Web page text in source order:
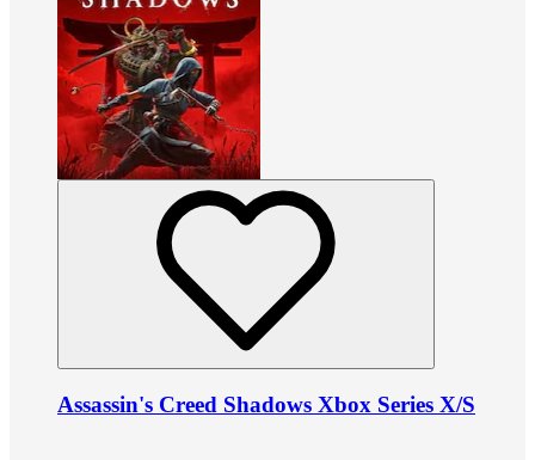
Assassin's Creed Shadows Xbox Series X/S